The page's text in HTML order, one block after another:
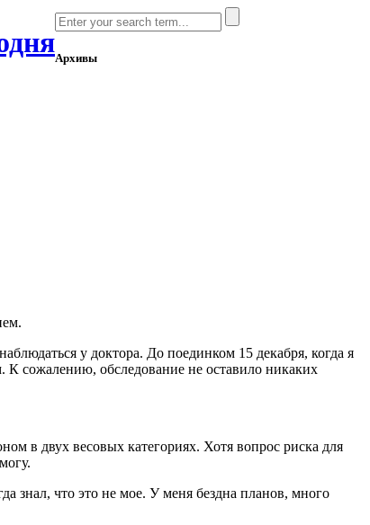
у доктора. До поединком 15 декабря, когда я
К сожалению, обследование не оставило никаких
в двух весовых категориях. Хотя вопрос риска для
знал, что это не мое. У меня бездна планов, много
Архивы